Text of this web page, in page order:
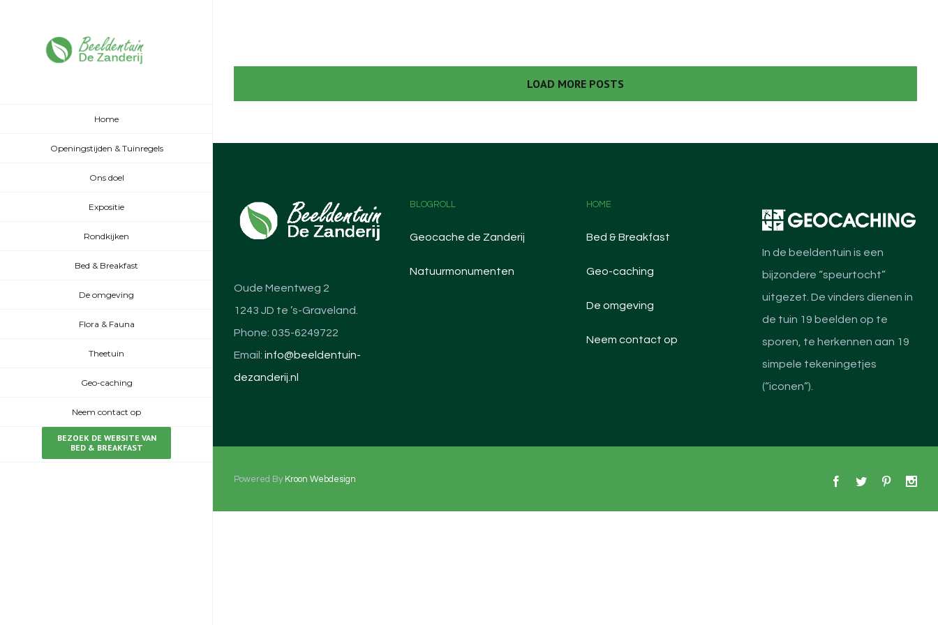
Home
Openingstijden & Tuinregels
Ons doel
Expositie
Rondkijken
Bed & Breakfast
De omgeving
Flora & Fauna
Theetuin
Geo-caching
Neem contact op
BEZOEK DE WEBSITE VAN
BED & BREAKFAST
LOAD MORE POSTS
Oude Meentweg 2
1243 JD te ’s-Graveland.
Phone: 035-6249722
Email: info@beeldentuin-
dezanderij.nl
BLOGROLL
Geocache de Zanderij
Natuurmonumenten
HOME
Bed & Breakfast
Geo-caching
De omgeving
Neem contact op
In de beeldentuin is een
bijzondere “speurtocht”
uitgezet. De vinders dienen in
de tuin 19 beelden op te
sporen, te herkennen aan 19
simpele tekeningetjes
(“iconen”).
Powered By Kroon Webdesign